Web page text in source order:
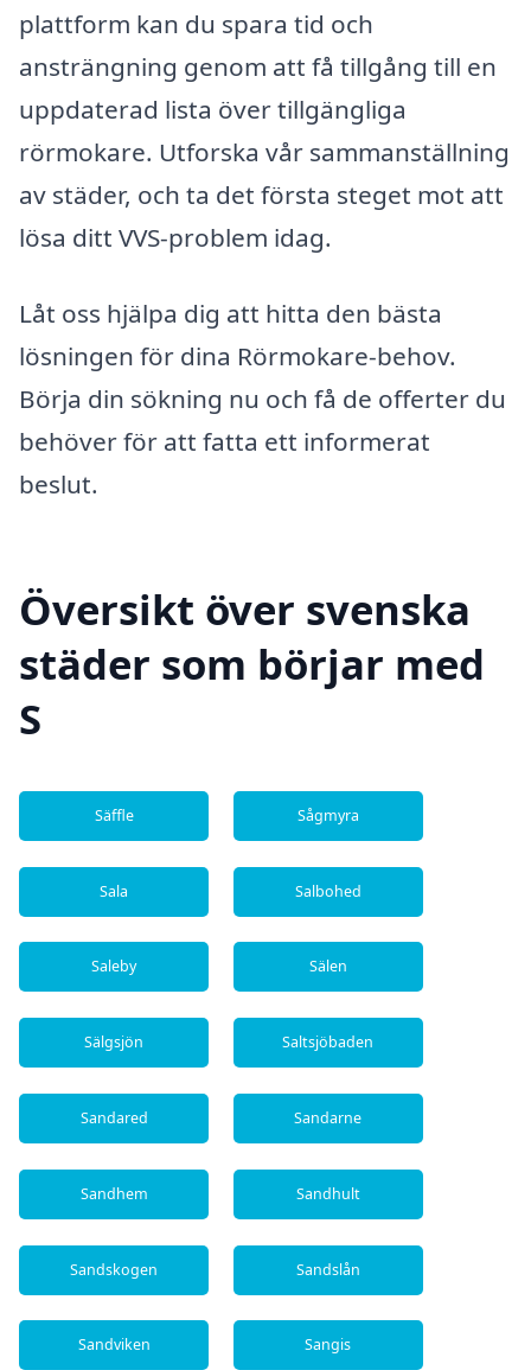
plattform kan du spara tid och
ansträngning genom att få tillgång till en
uppdaterad lista över tillgängliga
rörmokare. Utforska vår sammanställning
av städer, och ta det första steget mot att
lösa ditt VVS-problem idag.
Låt oss hjälpa dig att hitta den bästa
lösningen för dina Rörmokare-behov.
Börja din sökning nu och få de offerter du
behöver för att fatta ett informerat
beslut.
Översikt över svenska
städer som börjar med
S
Säffle Sågmyra
Sala Salbohed
Saleby Sälen
Sälgsjön Saltsjöbaden
Sandared Sandarne
Sandhem Sandhult
Sandskogen Sandslån
Sandviken Sangis